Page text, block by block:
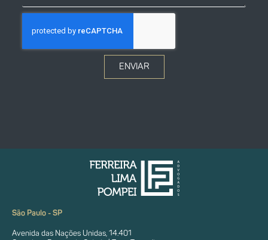
ENVIAR
São Paulo - SP
Avenida das Nações Unidas, 14.401